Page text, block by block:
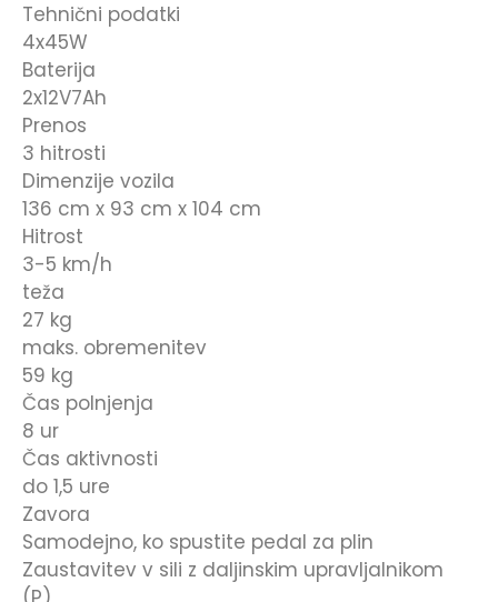
Tehnični podatki
4x45W
Baterija
2x12V7Ah
Prenos
3 hitrosti
Dimenzije vozila
136 cm x 93 cm x 104 cm
Hitrost
3-5 km/h
teža
27 kg
maks. obremenitev
59 kg
Čas polnjenja
8 ur
Čas aktivnosti
do 1,5 ure
Zavora
Samodejno, ko spustite pedal za plin
Zaustavitev v sili z daljinskim upravljalnikom